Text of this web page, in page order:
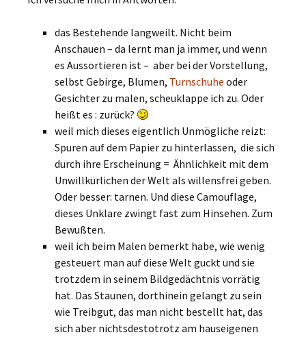
das Bestehende langweilt. Nicht beim
Anschauen – da lernt man ja immer, und wenn
es Aussortieren ist – aber bei der Vorstellung,
selbst Gebirge, Blumen, Turnschuhe oder
Gesichter zu malen, scheuklappe ich zu. Oder
heißt es : zurück?
weil mich dieses eigentlich Unmögliche reizt:
Spuren auf dem Papier zu hinterlassen, die sich
durch ihre Erscheinung = Ähnlichkeit mit dem
Unwillkürlichen der Welt als willensfrei geben.
Oder besser: tarnen. Und diese Camouflage,
dieses Unklare zwingt fast zum Hinsehen. Zum
Bewußten.
weil ich beim Malen bemerkt habe, wie wenig
gesteuert man auf diese Welt guckt und sie
trotzdem in seinem Bildgedächtnis vorrätig
hat. Das Staunen, dorthinein gelangt zu sein
wie Treibgut, das man nicht bestellt hat, das
sich aber nichtsdestotrotz am hauseigenen